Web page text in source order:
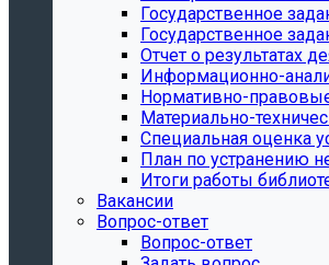
Государственное
Государственное
Отчет о результатах
Информационно-
Нормативно-
Материально-
Специальная оценка
План по устранению
Итоги работы
Вакансии
Вопрос-ответ
Вопрос-ответ